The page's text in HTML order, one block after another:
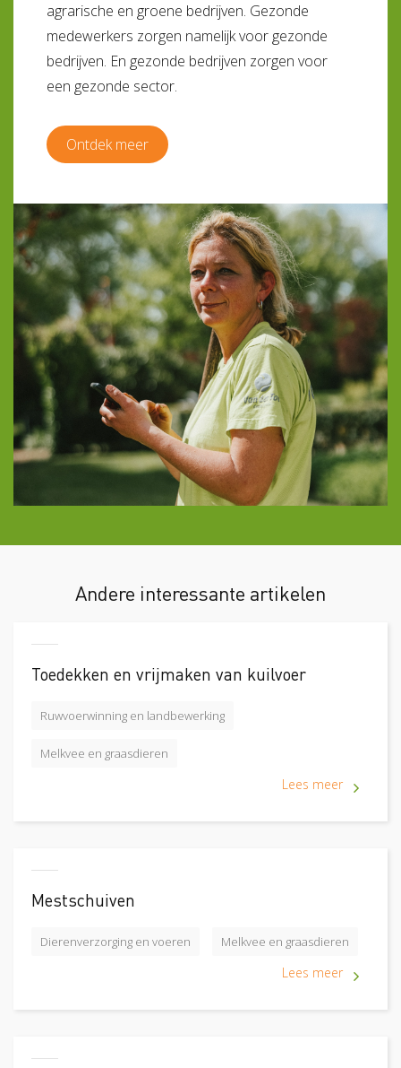
agrarische en groene bedrijven. Gezonde
medewerkers zorgen namelijk voor gezonde
bedrijven. En gezonde bedrijven zorgen voor
een gezonde sector.
Ontdek meer
Andere interessante artikelen
Toedekken en vrijmaken van kuilvoer
Ruwvoerwinning en landbewerking
Melkvee en graasdieren
Lees meer
Mestschuiven
Dierenverzorging en voeren Melkvee en graasdieren
Lees meer